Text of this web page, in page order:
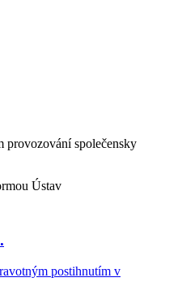
provozování společensky
Ústav
postihnutím v